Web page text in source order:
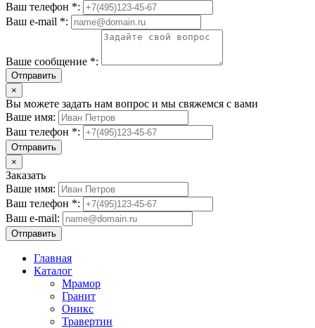
Ваш телефон *:
Ваш e-mail *:
Ваше сообщение *:
Отправить
×
Вы можете задать нам вопрос и мы свяжемся с вами
Ваше имя:
Ваш телефон *:
Отправить
×
Заказать
Ваше имя:
Ваш телефон *:
Ваш e-mail:
Отправить
Главная
Каталог
Мрамор
Гранит
Оникс
Травертин